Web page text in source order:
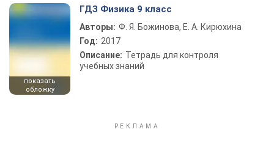
показать
обложку
ГДЗ Физика 9 класс
Авторы: Ф. Я. Божинова, Е. А. Кирюхина
Год: 2017
Описание: Тетрадь для контроля
учебных знаний